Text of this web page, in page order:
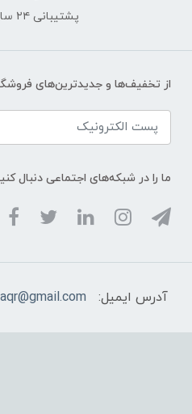
پشتیبانی ۲۴ ساعته
از تخفیف‌ها و جدیدترین‌های
ما را در شبکه‌های اجتماعی دنبال
آدرس ایمیل: